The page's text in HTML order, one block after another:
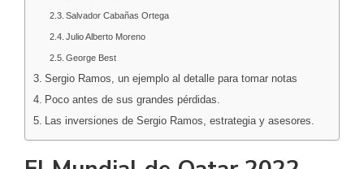
Salvador Cabañas Ortega
Julio Alberto Moreno
George Best
Sergio Ramos, un ejemplo al detalle para tomar notas
Poco antes de sus grandes pérdidas.
Las inversiones de Sergio Ramos, estrategia y asesores.